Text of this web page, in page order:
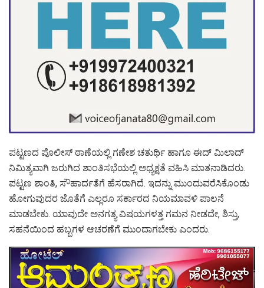
ಪಟ್ಟಣದ ಪೊಲೀಸ್ ಠಾಣೆಯಲ್ಲಿ ಗಣೇಶ ಚತುರ್ಥಿ ಹಾಗೂ ಈದ್ ಮಿಲಾದ್
ನಿಮಿತ್ಯವಾಗಿ ಜರುಗಿದ ಶಾಂತಿಸಭೆಯಲ್ಲಿ ಅಧ್ಯಕ್ಷತೆ ವಹಿಸಿ ಮಾತನಾಡಿದರು.
ಪಟ್ಟಣ ಶಾಂತಿ, ಸೌಹಾರ್ದತೆಗೆ ಹೆಸರಾಗಿದೆ. ಇದನ್ನು ಮುಂದುವರೆಸಿಕೊಂಡು
ಹೋಗುವುದರ ಜೊತೆಗೆ ಎಲ್ಲರೂ ಸರ್ಕಾರದ ನಿಯಮಾವಳಿ ಪಾಲನೆ
ಮಾಡಬೇಕು. ಯಾವುದೇ ಅನಗತ್ಯ ವಿಷಯಗಳತ್ತ ಗಮನ ನೀಡದೇ, ಶಿಸ್ತು,
ಸಹನೆಯಿಂದ ಹಬ್ಬಗಳ ಆಚರಣೆಗೆ ಮುಂದಾಗಬೇಕು ಎಂದರು.